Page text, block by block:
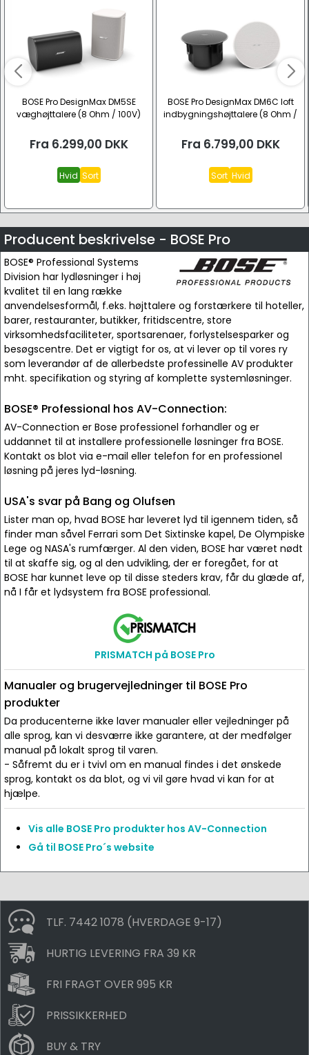
BOSE Pro DesignMax DM5SE
væghøjttalere (8 Ohm / 100V)
Fra 6.299,00 DKK
Hvid Sort
BOSE Pro DesignMax DM6C loft
indbygningshøjttalere (8 Ohm /
Fra 6.799,00 DKK
Sort Hvid
Producent beskrivelse - BOSE Pro
BOSE® Professional Systems
Division har lydløsninger i høj
kvalitet til en lang række
anvendelsesformål, f.eks. højttalere og forstærkere til hoteller,
barer, restauranter, butikker, fritidscentre, store
virksomhedsfaciliteter, sportsarenaer, forlystelsesparker og
besøgscentre. Det er vigtigt for os, at vi lever op til vores ry
som leverandør af de allerbedste professinelle AV produkter
mht. specifikation og styring af komplette systemløsninger.
BOSE® Professional hos AV-Connection:
AV-Connection er Bose professionel forhandler og er
uddannet til at installere professionelle løsninger fra BOSE.
Kontakt os blot via e-mail eller telefon for en professionel
løsning på jeres lyd-løsning.
USA's svar på Bang og Olufsen
Lister man op, hvad BOSE har leveret lyd til igennem tiden, så
finder man såvel Ferrari som Det Sixtinske kapel, De Olympiske
Lege og NASA's rumfærger. Al den viden, BOSE har været nødt
til at skaffe sig, og al den udvikling, der er foregået, for at
BOSE har kunnet leve op til disse steders krav, får du glæde af,
nå I får et lydsystem fra BOSE professional.
PRISMATCH på BOSE Pro
Manualer og brugervejledninger til BOSE Pro
produkter
Da producenterne ikke laver manualer eller vejledninger på
alle sprog, kan vi desværre ikke garantere, at der medfølger
manual på lokalt sprog til varen.
- Såfremt du er i tvivl om en manual findes i det ønskede
sprog, kontakt os da blot, og vi vil gøre hvad vi kan for at
hjælpe.
Vis alle BOSE Pro produkter hos AV-Connection
Gå til BOSE Pro´s website
TLF. 7442 1078 (HVERDAGE 9-17)
HURTIG LEVERING FRA 39 KR
FRI FRAGT OVER 995 KR
PRISSIKKERHED
BUY & TRY